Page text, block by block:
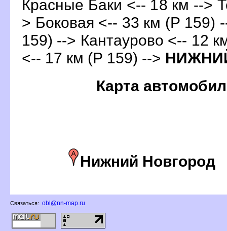
Красные Баки <-- 18 км -->
> Боковая <-- 33 км (Р 159)
159) --> Кантаурово <-- 12
<-- 17 км (Р 159) -->
Карта
Нижний Новгород
Связаться: obl@nn-map.ru